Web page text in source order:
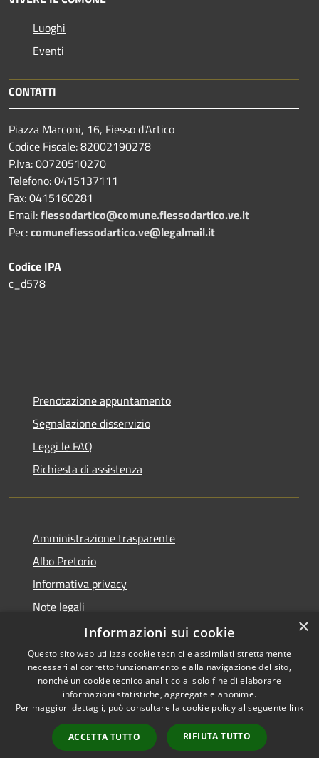
Luoghi
Eventi
CONTATTI
Piazza Marconi, 16, Fiesso d'Artico
Codice Fiscale: 82002190278
P.Iva: 00720510270
Telefono:0415137111
Fax:0415160281
Email:fiessodartico@comune.fiessodartico.ve.it
Pec:comunefiessodartico.ve@legalmail.it
Codice IPA
c_d578
Prenotazione appuntamento
Segnalazione disservizio
Leggi le FAQ
Richiesta di assistenza
Amministrazione trasparente
Albo Pretorio
Informativa privacy
Note legali
Dichiarazione di accessibilità
RSS
Accessibilità
Copyright © 2026 • Comune di
Fiesso d'Artico • Powered by
Municipium•
Accesso
redazione
×
Informazioni sui cookie
Questo sito web utilizza cookie tecnici e assimilati strettamente
necessari al corretto funzionamento e alla navigazione del sito,
nonché un cookie tecnico analitico al solo fine di elaborare
informazioni statistiche, aggregate e anonime.
Per maggiori dettagli, può consultare la cookie policy al seguente link
ACCETTA TUTTO RIFIUTA TUTTO